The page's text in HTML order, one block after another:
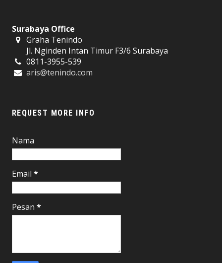
Surabaya Office
Graha Tenindo
Jl. Nginden Intan Timur F3/6 Surabaya
0811-3955-539
aris@tenindo.com
REQUEST MORE INFO
Nama
Email *
Pesan *